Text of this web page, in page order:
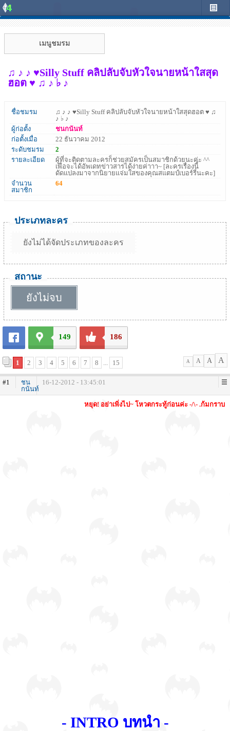
เมนูชมรม
♫ ♪ ♪ ♥Silly Stuff คลิปลับจับหัวใจนายหน้าใสสุด
ฮอต ♥ ♫ ♪ ♭ ♪
ชื่อชมรม
♫ ♪ ♪ ♥Silly Stuff คลิปลับจับหัวใจนายหน้าใสสุดฮอต ♥ ♫
♪ ♭ ♪
ผู้ก่อตั้ง
ชนกนันท์
ก่อตั้งเมื่อ
22 ธันวาคม 2012
ระดับชมรม
2
รายละเอียด
ผู้ที่จะติดตามละครก็ช่วยสมัครเป็นสมาชิกด้วยนะค่ะ ^^
เพื่อจะได้อัพเดทข่าวสารได้ง่ายค่าาา~ [ละครเรื่องนี้
ดัดแปลงมาจากนิยายแจ่มใสของคุณสแตมป์เบอร์รี่นะคะ]
จำนวน
สมาชิก
64
ประเภทละคร
ยังไม่ได้จัดประเภทของละคร
สถานะ
ยังไม่จบ
149 186
1 2 3 4 5 6 7 8 ... 15 A A A A
#1
ชน
กนันท์
16-12-2012 - 13:45:01
หยุด! อย่าเพิ่งไป~ โหวตกระทู้ก่อนค่ะ -/\- .ก้มกราบ
- INTRO บทนำ -